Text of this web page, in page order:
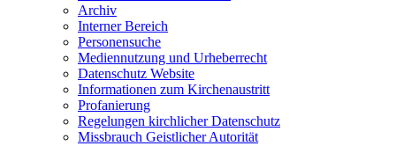
Archiv
Interner Bereich
Personensuche
Mediennutzung und Urheberrecht
Datenschutz Website
Informationen zum Kirchenaustritt
Profanierung
Regelungen kirchlicher Datenschutz
Missbrauch Geistlicher Autorität